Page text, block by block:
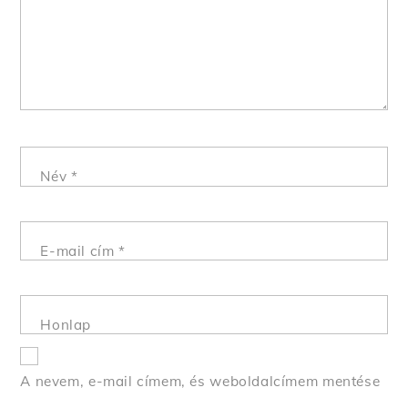
Név *
E-mail cím*
Honlap
A nevem, e-mail címem, és weboldalcímem mentése